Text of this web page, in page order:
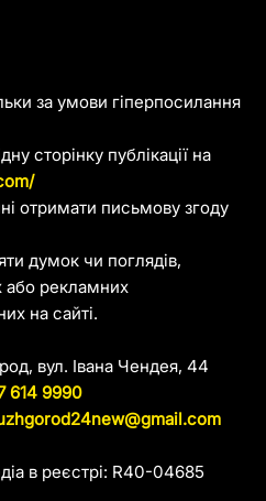
за умови гіперпосилання
сторінку публікації на
отримати письмову згоду
думок чи поглядів,
або рекламних
на сайті.
вул. Івана Чендея, 44
614 9990
в реєстрі: R40-04685